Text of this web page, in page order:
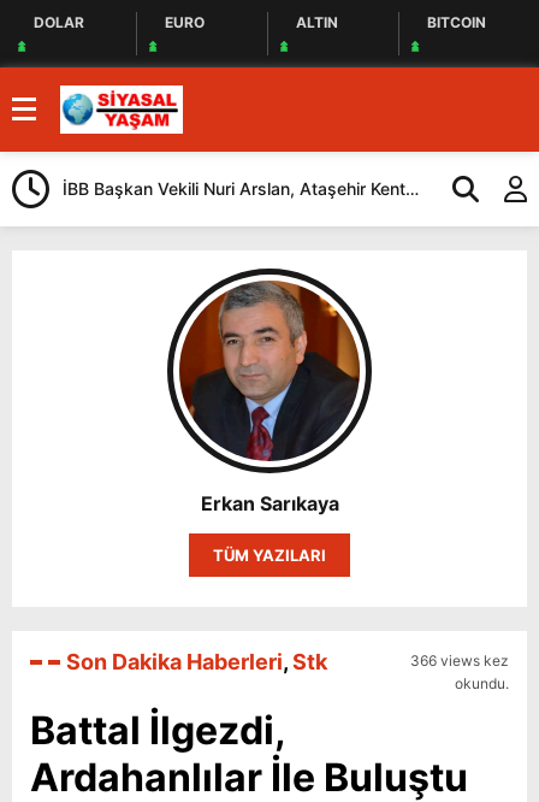
DOLAR EURO ALTIN BITCOIN
İBB Başkan Vekili Nuri Arslan, Ataşehir Kent
Lokantasını Ziyaret Etti
Tuzla’da
Düzenlendi
Erkan Sarıkaya
TÜM YAZILARI
Son Dakika Haberleri,Stk
366 views kez
okundu.
Battal İlgezdi,
Ardahanlılar İle Buluştu